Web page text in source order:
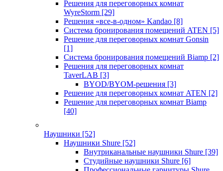
Решения для переговорных комнат
WyreStorm [29]
Решения «все-в-одном» Kandao [8]
Система бронирования помещений ATEN [5]
Решение для переговорных комнат Gonsin
[1]
Система бронирования помещений Biamp [2]
Решения для переговорных комнат
TaverLAB [3]
BYOD/BYOM-решения [3]
Решение для переговорных комнат ATEN [2]
Решение для переговорных комнат Biamp
[40]
Наушники [52]
Наушники Shure [52]
Внутриканальные наушники Shure [39]
Студийные наушники Shure [6]